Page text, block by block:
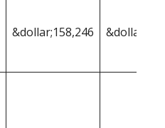
&dollar;158,246